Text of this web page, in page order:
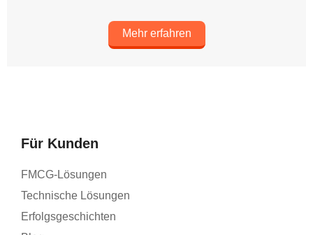
Mehr erfahren
Für Kunden
FMCG-Lösungen
Technische Lösungen
Erfolgsgeschichten